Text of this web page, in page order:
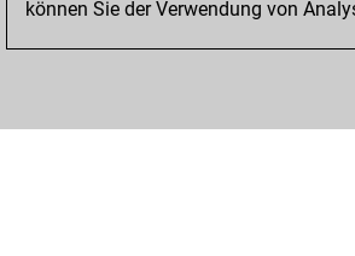
STARTSEITE
können Sie der Verwendung von